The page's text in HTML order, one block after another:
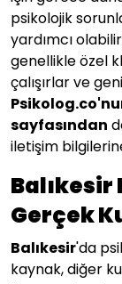
psikolojik
yardımcı
genellikle özel
çalışırlar ve
sayfasından
iletişim
Balıkesir
Gerçek
Balıkesir'da
kaynak, diğer